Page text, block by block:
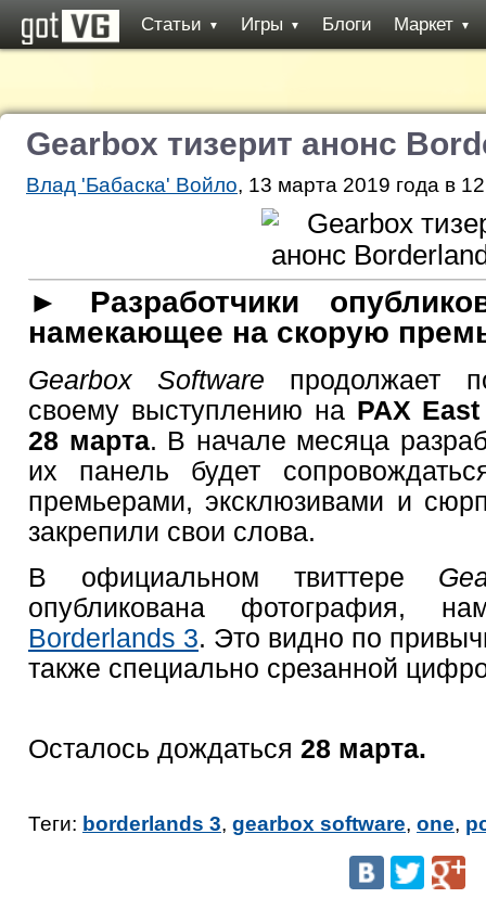
Статьи ▼ Игры ▼ Блоги Маркет ▼
Gearbox тизерит анонс
Влад 'Бабаска' Войло, 13 марта 2019 года в
► Разработчики
намекающее на скорую
Gearbox Software продолжает
своему выступлению на PAX
28 марта. В начале месяца
их панель будет
премьерами, эксклюзивами и
закрепили свои слова.
В официальном твиттере
опубликована фотография,
Borderlands 3. Это видно по
также специально срезанной
Осталось дождаться 28 марта.
Теги: borderlands 3, gearbox software, one,